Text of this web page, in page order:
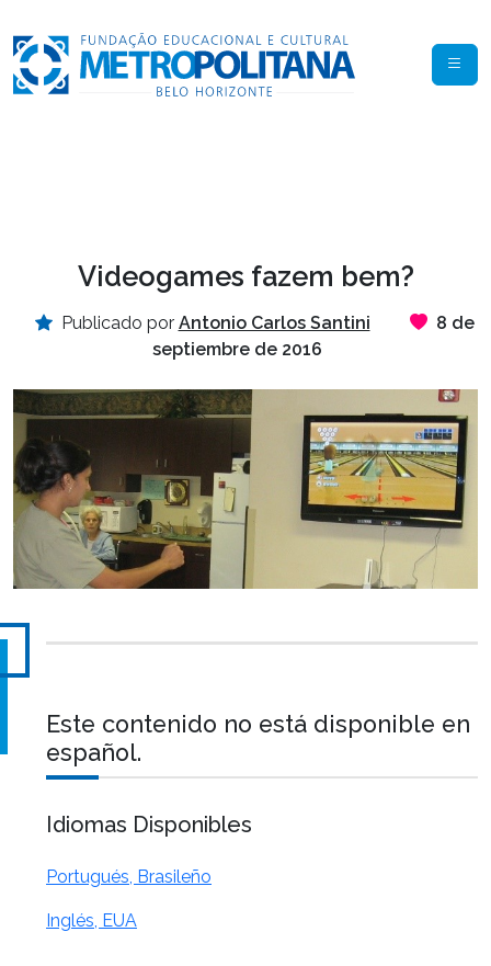
Videogames fazem bem?
Publicado por Antonio Carlos Santini
8 de
septiembre de 2016
Este contenido no está disponible en
español.
Idiomas Disponibles
Portugués, Brasileño
Inglés, EUA